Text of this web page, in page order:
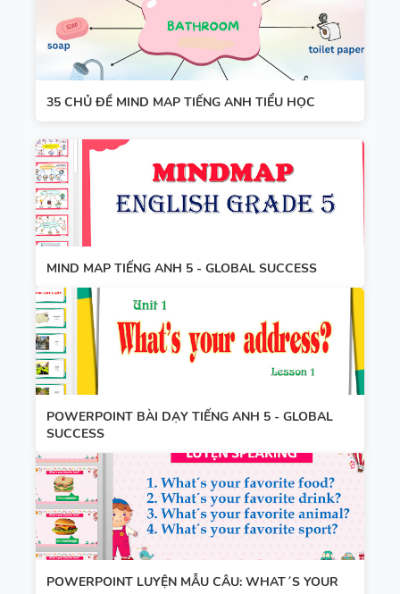
35 CHỦ ĐỀ MIND MAP TIẾNG ANH TIỂU HỌC
MIND MAP TIẾNG ANH 5 - GLOBAL SUCCESS
POWERPOINT BÀI DẠY TIẾNG ANH 5 - GLOBAL
SUCCESS
POWERPOINT LUYỆN MẪU CÂU: WHAT´S YOUR